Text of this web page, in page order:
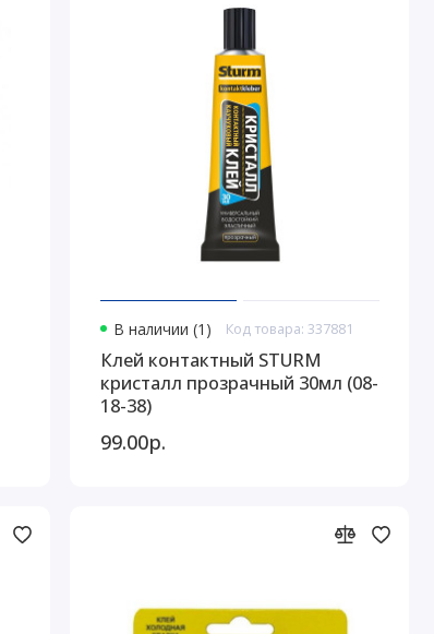
В наличии (1) Код товара: 337881
Клей контактный STURM
кристалл прозрачный 30мл (08-
18-38)
99.00р.